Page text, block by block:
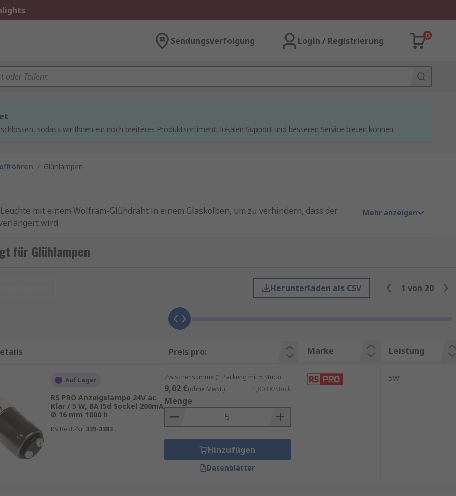
Sendungsverfolgung Login / Registrierung
0
sodass wir Ihnen ein noch breiteres Produktsortiment, lokalen Support und besseren Service bieten können.
/ Glühlampen
mit einem Wolfram-Glühdraht in einem Glaskolben, um zu verhindern, dass der
wird.
Glühbirnen für alltägliche Haushalt- und kommerzielle Anwendungen. Unser
EigenmarkeRS PRO, EAO, Orbitec, Osram, VCC, Schneider Electric, Bailey Electric &
Vielzahl von Anwendungen eingesetzt werden, einschließlich zur Beleuchtung von
sind in verschiedenen Größen, Formen und Linsenfarben erhältlich, und sind ideal für
da sie wasserdicht sind.
und die Lampe ist betriebsbereit
zu 100.000 Stunden halten)
typischerweise bezüglich der Beleuchtung denken – die kugelförmigen Lampen
Mehr anzeigen
für Glühlampen
Herunterladen als CSV 1 von 20
Preis pro: Marke Leistung
Auf Lager
RS PRO Anzeigelampe 24V ac
Klar / 5 W, BA15d Sockel 200mA
Ø 16 mm 1000 h
RS Best.-Nr. 339-3383
Zwischensumme (1 Packung mit 5 Stück)
9,02 €(ohne MwSt.) 1,804 €/Stück
Menge
Hinzufügen
Datenblätter
5W